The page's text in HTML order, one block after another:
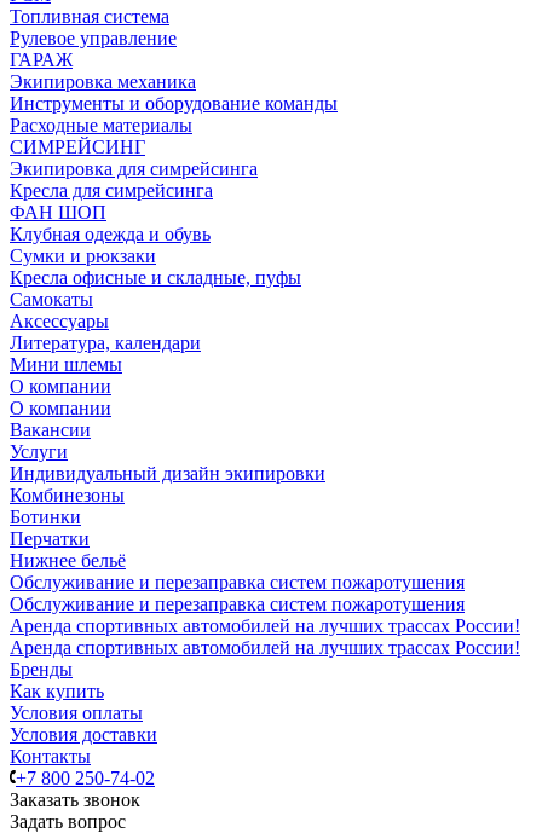
Топливная система
Рулевое управление
ГАРАЖ
Экипировка механика
Инструменты и оборудование команды
Расходные материалы
СИМРЕЙСИНГ
Экипировка для симрейсинга
Кресла для симрейсинга
ФАН ШОП
Клубная одежда и обувь
Сумки и рюкзаки
Кресла офисные и складные, пуфы
Самокаты
Аксессуары
Литература, календари
Мини шлемы
О компании
О компании
Вакансии
Услуги
Индивидуальный дизайн экипировки
Комбинезоны
Ботинки
Перчатки
Нижнее бельё
Обслуживание и перезаправка систем пожаротушения
Обслуживание и перезаправка систем пожаротушения
Аренда спортивных автомобилей на лучших трассах России!
Аренда спортивных автомобилей на лучших трассах России!
Бренды
Как купить
Условия оплаты
Условия доставки
Контакты
+7 800 250-74-02
Заказать звонок
Задать вопрос